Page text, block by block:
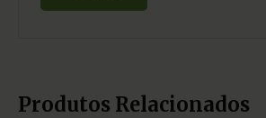
Produtos Relacionados